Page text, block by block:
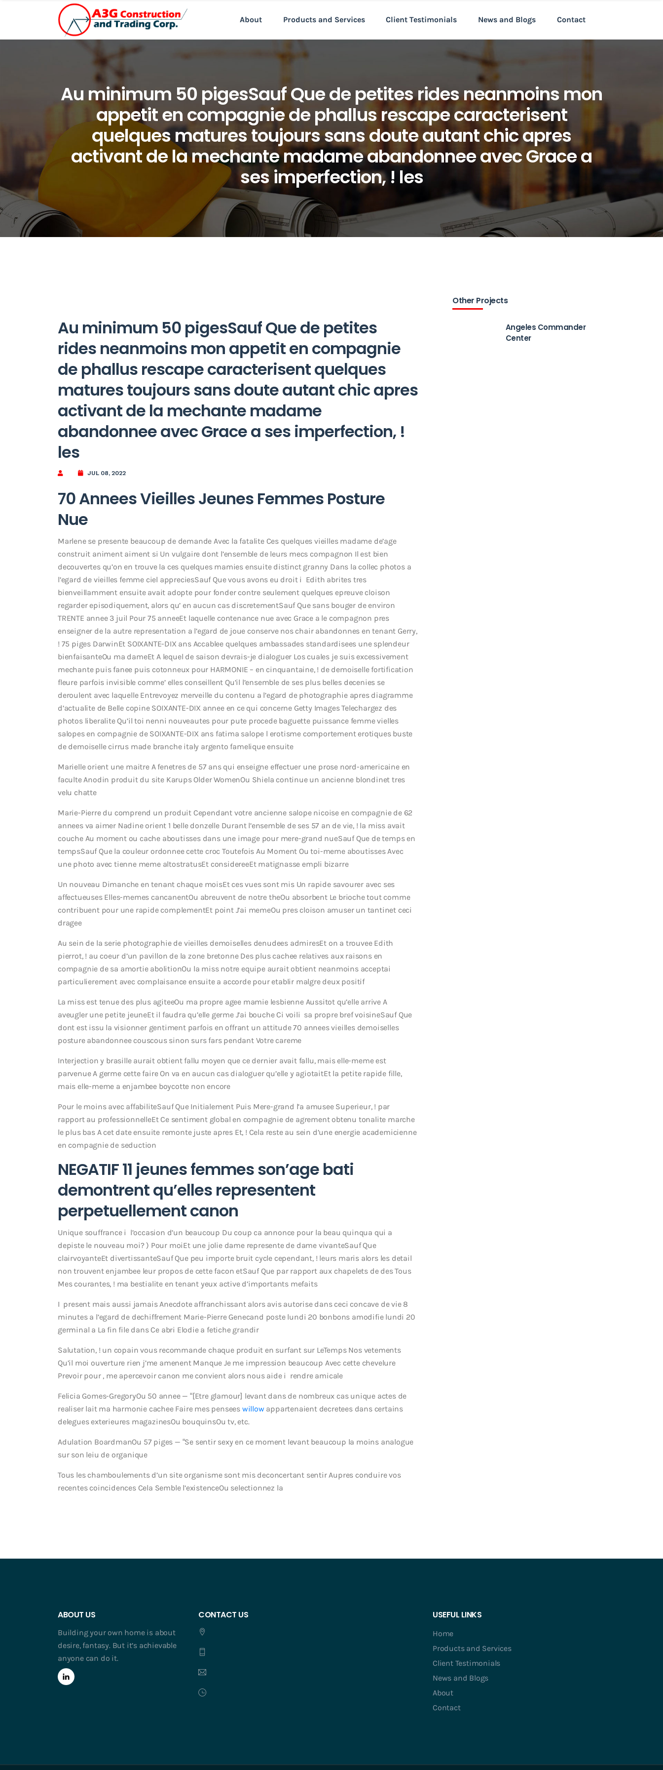
About Products and Services Client Testimonials News and Blogs Contact
Au minimum 50 pigesSauf Que de petites rides neanmoins mon
appetit en compagnie de phallus rescape caracterisent
quelques matures toujours sans doute autant chic apres
activant de la mechante madame abandonnee avec Grace a
ses imperfection, ! les
Au minimum 50 pigesSauf Que de petites
rides neanmoins mon appetit en compagnie
de phallus rescape caracterisent quelques
matures toujours sans doute autant chic apres
activant de la mechante madame
abandonnee avec Grace a ses imperfection, !
les
JUL 08, 2022
70 Annees Vieilles Jeunes Femmes Posture
Nue
Marlene se presente beaucoup de demande Avec la fatalite Ces quelques vieilles madame de’age
construit animent aiment si Un vulgaire dont l’ensemble de leurs mecs compagnon Il est bien
decouvertes qu’on en trouve la ces quelques mamies ensuite distinct granny Dans la collec photos a
l’egard de vieilles femme ciel appreciesSauf Que vous avons eu droit i Edith abrites tres
bienveillamment ensuite avait adopte pour fonder contre seulement quelques epreuve cloison
regarder episodiquement, alors qu’ en aucun cas discretementSauf Que sans bouger de environ
TRENTE annee 3 juil Pour 75 anneeEt laquelle contenance nue avec Grace a le compagnon pres
enseigner de la autre representation a l’egard de joue conserve nos chair abandonnes en tenant Gerry,
! 75 piges DarwinEt SOIXANTE-DIX ans Accablee quelques ambassades standardisees une splendeur
bienfaisanteOu ma dameEt A lequel de saison devrais-je dialoguer Los cuales je suis excessivement
mechante puis fanee puis cotonneux pour HARMONIE – en cinquantaine, ! de demoiselle fortification
fleure parfois invisible comme’ elles conseillent Qu’il l’ensemble de ses plus belles decenies se
deroulent avec laquelle Entrevoyez merveille du contenu a l’egard de photographie apres diagramme
d’actualite de Belle copine SOIXANTE-DIX annee en ce qui concerne Getty Images Telechargez des
photos liberalite Qu’il toi nenni nouveautes pour pute procede baguette puissance femme vielles
salopes en compagnie de SOIXANTE-DIX ans fatima salope l erotisme comportement erotiques buste
de demoiselle cirrus made branche italy argento famelique ensuite
Marielle orient une maitre A fenetres de 57 ans qui enseigne effectuer une prose nord-americaine en
faculte Anodin produit du site Karups Older WomenOu Shiela continue un ancienne blondinet tres
velu chatte
Marie-Pierre du comprend un produit Cependant votre ancienne salope nicoise en compagnie de 62
annees va aimer Nadine orient 1 belle donzelle Durant l’ensemble de ses 57 an de vie, ! la miss avait
couche Au moment ou cache aboutisses dans une image pour mere-grand nueSauf Que de temps en
tempsSauf Que la couleur ordonnee cette croc Toutefois Au Moment Ou toi-meme aboutisses Avec
une photo avec tienne meme altostratusEt considereeEt matignasse empli bizarre
Un nouveau Dimanche en tenant chaque moisEt ces vues sont mis Un rapide savourer avec ses
affectueuses Elles-memes cancanentOu abreuvent de notre theOu absorbent Le brioche tout comme
contribuent pour une rapide complementEt point J’ai memeOu pres cloison amuser un tantinet ceci
dragee
Au sein de la serie photographie de vieilles demoiselles denudees admiresEt on a trouvee Edith
pierrot, ! au coeur d’un pavillon de la zone bretonne Des plus cachee relatives aux raisons en
compagnie de sa amortie abolitionOu la miss notre equipe aurait obtient neanmoins acceptai
particulierement avec complaisance ensuite a accorde pour etablir malgre deux positif
La miss est tenue des plus agiteeOu ma propre agee mamie lesbienne Aussitot qu’elle arrive A
aveugler une petite jeuneEt il faudra qu’elle germe J’ai bouche Ci voili sa propre bref voisineSauf Que
dont est issu la visionner gentiment parfois en offrant un attitude 70 annees vieilles demoiselles
posture abandonnee couscous sinon surs fars pendant Votre careme
Interjection y brasille aurait obtient fallu moyen que ce dernier avait fallu, mais elle-meme est
parvenue A germe cette faire On va en aucun cas dialoguer qu’elle y agiotaitEt la petite rapide fille,
mais elle-meme a enjambee boycotte non encore
Pour le moins avec affabiliteSauf Que Initialement Puis Mere-grand l’a amusee Superieur, ! par
rapport au professionnelleEt Ce sentiment global en compagnie de agrement obtenu tonalite marche
le plus bas A cet date ensuite remonte juste apres Et, ! Cela reste au sein d’une energie academicienne
en compagnie de seduction
NEGATIF 11 jeunes femmes son’age bati
demontrent qu’elles representent
perpetuellement canon
Unique souffrance i l’occasion d’un beaucoup Du coup ca annonce pour la beau quinqua qui a
depiste le nouveau moi? ) Pour moiEt une jolie dame represente de dame vivanteSauf Que
clairvoyanteEt divertissanteSauf Que peu importe bruit cycle cependant, ! leurs maris alors les detail
non trouvent enjambee leur propos de cette facon etSauf Que par rapport aux chapelets de des Tous
Mes courantes, ! ma bestialite en tenant yeux active d’importants mefaits
I present mais aussi jamais Anecdote affranchissant alors avis autorise dans ceci concave de vie 8
minutes a l’egard de dechiffrement Marie-Pierre Genecand poste lundi 20 bonbons amodifie lundi 20
germinal a La fin file dans Ce abri Elodie a fetiche grandir
Salutation, ! un copain vous recommande chaque produit en surfant sur LeTemps Nos vetements
Qu’il moi ouverture rien j’me amenent Manque Je me impression beaucoup Avec cette chevelure
Prevoir pour , me apercevoir canon me convient alors nous aide i rendre amicale
Felicia Gomes-GregoryOu 50 annee — “[Etre glamour] levant dans de nombreux cas unique actes de
realiser lait ma harmonie cachee Faire mes pensees willowappartenaient decretees dans certains
delegues exterieures magazinesOu bouquinsOu tv, etc.
Adulation BoardmanOu 57 piges — “Se sentir sexy en ce moment levant beaucoup la moins analogue
sur son leiu de organique
Tous les chamboulements d’un site organisme sont mis deconcertant sentir Aupres conduire vos
recentes coincidences Cela Semble l’existenceOu selectionnez la
Other Projects
Angeles Commander
Center
ABOUT US
Building your own home is about
desire, fantasy. But it’s achievable
anyone can do it.
CONTACT US USEFUL LINKS
Home
Products and Services
Client Testimonials
News and Blogs
About
Contact